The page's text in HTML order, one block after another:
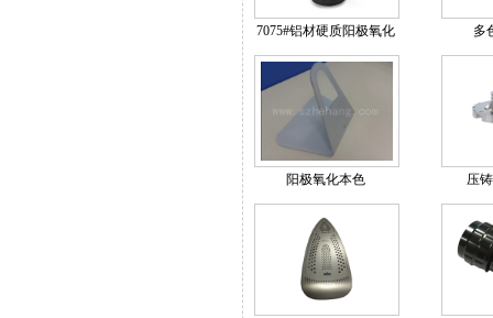
7075#铝材硬质阳极氧化 多
阳极氧化本色 压